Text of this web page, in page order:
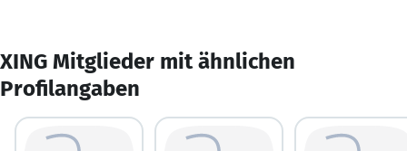
XING Mitglieder mit ähnlichen
Profilangaben